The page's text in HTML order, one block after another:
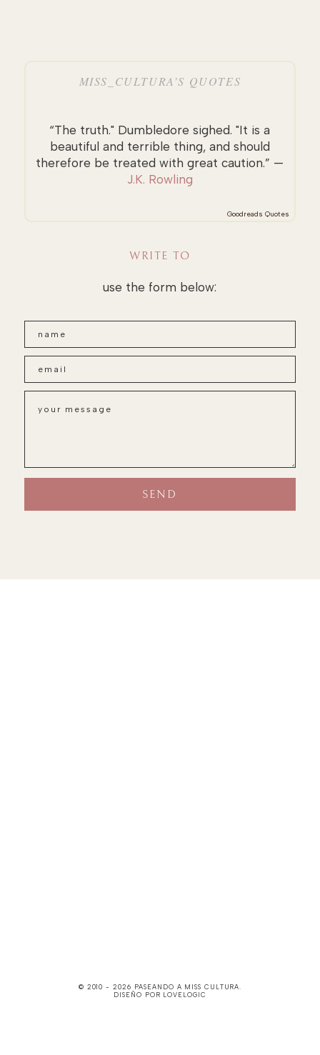
MISS_CULTURA’S QUOTES
“The truth." Dumbledore sighed. "It is a
beautiful and terrible thing, and should
therefore be treated with great caution.” —
J.K. Rowling
Goodreads Quotes
WRITE TO
use the form below:
© 2010 - 2026 PASEANDO A MISS CULTURA
DISEÑO POR LOVELOGIC